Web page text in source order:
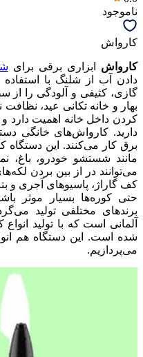
ناموجود
کارواش
کارواش‌ ابزاری برقی برای
دادن آب از شلنگ با استفاده
گازی، کثیفی و آلودگی را
بهار و خانه تکانی عید، نظافت
کردن داخل خانه اهمیت دارد و
دارید. کارواش‌های خانگی
برق کار می‌کنند. این
مانند شستشو خودرو، باغ،
می‌توانند در از بین بردن
کف گاراژ، پاسیوهای آجری و
حتی کوره‌ها بسیار موثر
برندهای مختلفی تولید
آلمانی است که با تولید
شده است. این دستگاه هم
می‌پردازیم.